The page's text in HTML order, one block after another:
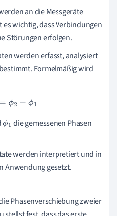
an die Messgeräte
es wichtig, dass Verbindungen
Störungen erfolgen.
werden erfasst, analysiert
Formelmäßig wird
ϕ= ϕ2− ϕ1
ϕ die gemessenen Phasen
werden interpretiert und in
Anwendung gesetzt.
Phasenverschiebung zweier